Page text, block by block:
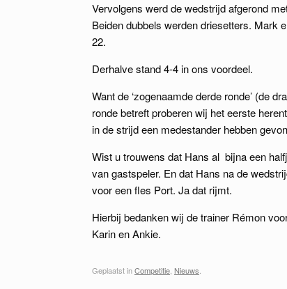
Vervolgens werd de wedstrijd afgerond
Beiden dubbels werden driesetters. Mark
22.
Derhalve stand 4-4 in ons voordeel.
Want de ‘zogenaamde derde ronde’ (de
ronde betreft proberen wij het eerste
in de strijd een medestander hebben
Wist u trouwens dat Hans al bijna een
van gastspeler. En dat Hans na de
voor een fles Port. Ja dat rijmt.
Hierbij bedanken wij de trainer Rémon
Karin en Ankie.
Geplaatst inCompetitie Nieuws